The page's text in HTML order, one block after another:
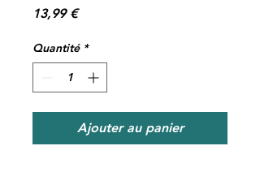
13,99 €Prix
Quantité *
Ajouter au panier